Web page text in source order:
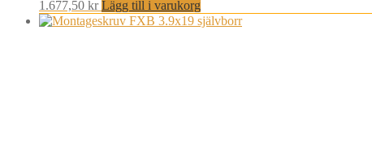
1.677,50 kr Lägg till i varukorg